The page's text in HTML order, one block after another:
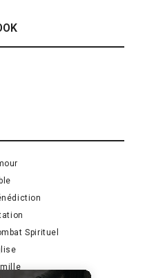
Spirituel